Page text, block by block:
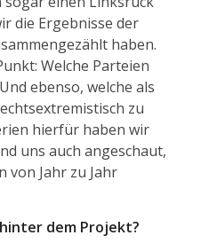
die Ergebnisse der
haben.
Welche Parteien
ebenso, welche als
zu
hierfür haben wir
uns auch angeschaut,
von Jahr zu Jahr
dem Projekt?